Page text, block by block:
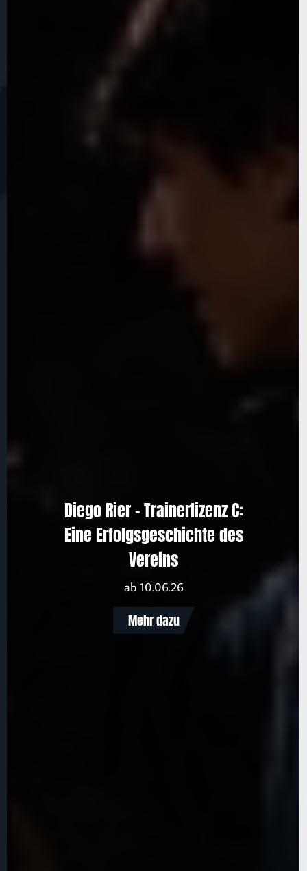
Diego Rier – Trainerlizenz C:
Eine Erfolgsgeschichte des
Vereins
ab 10.06.26
Mehr dazu